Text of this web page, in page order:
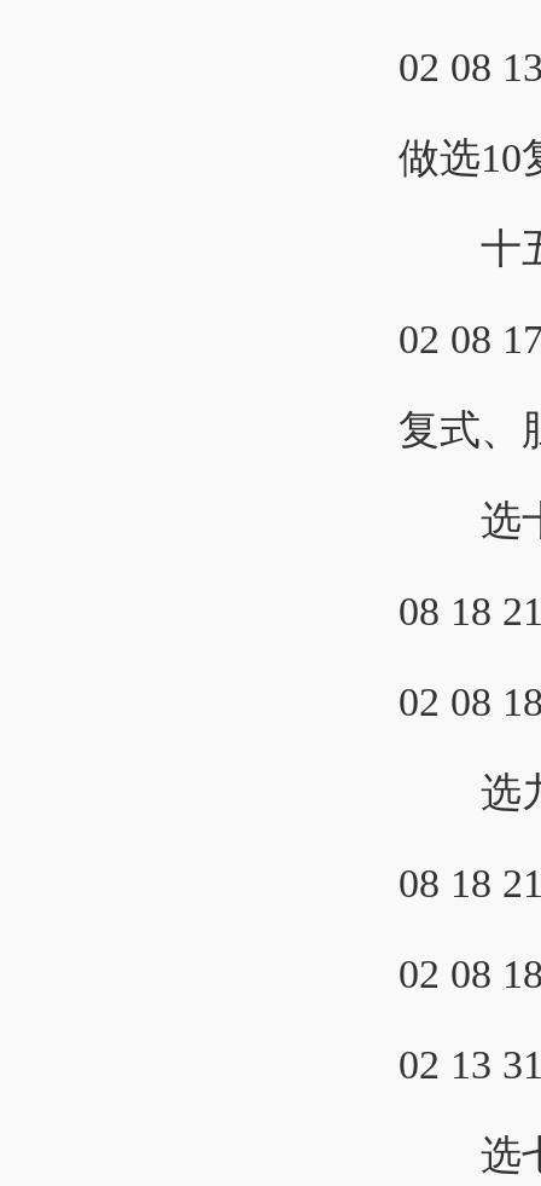
02 08
做选10
十五
02 08
复式、
选十
08 18
02 08
选九
08 18
02 08
02 13
选七